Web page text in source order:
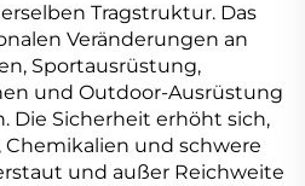
Tragstruktur. Das
Veränderungen an
Sportausrüstung,
und Outdoor-Ausrüstung
Die Sicherheit erhöht sich,
Chemikalien und schwere
und außer Reichweite